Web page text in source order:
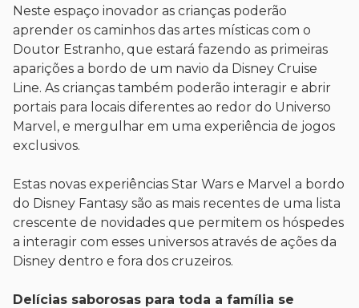
Neste espaço inovador as crianças poderão
aprender os caminhos das artes místicas com o
Doutor Estranho, que estará fazendo as primeiras
aparições a bordo de um navio da Disney Cruise
Line. As crianças também poderão interagir e abrir
portais para locais diferentes ao redor do Universo
Marvel, e mergulhar em uma experiência de jogos
exclusivos.
Estas novas experiências Star Wars e Marvel a bordo
do Disney Fantasy são as mais recentes de uma lista
crescente de novidades que permitem os hóspedes
a interagir com esses universos através de ações da
Disney dentro e fora dos cruzeiros.
Delícias saborosas para toda a família se